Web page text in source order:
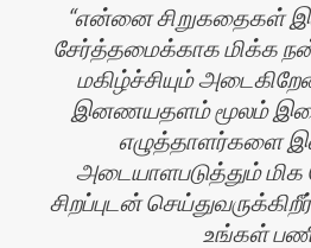
என்னை சிறுகதைகள்
சேர்த்தமைக்காக மிக்க
மகிழ்ச்சியும்
இனணயதளம் மூலம்
எழுத்தாளர்களை
அடையாளபடுத்தும்
சிறப்புடன்
உங்கள்